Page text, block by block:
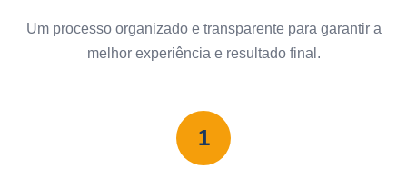
Um processo organizado e transparente para garantir a
melhor experiência e resultado final.
1